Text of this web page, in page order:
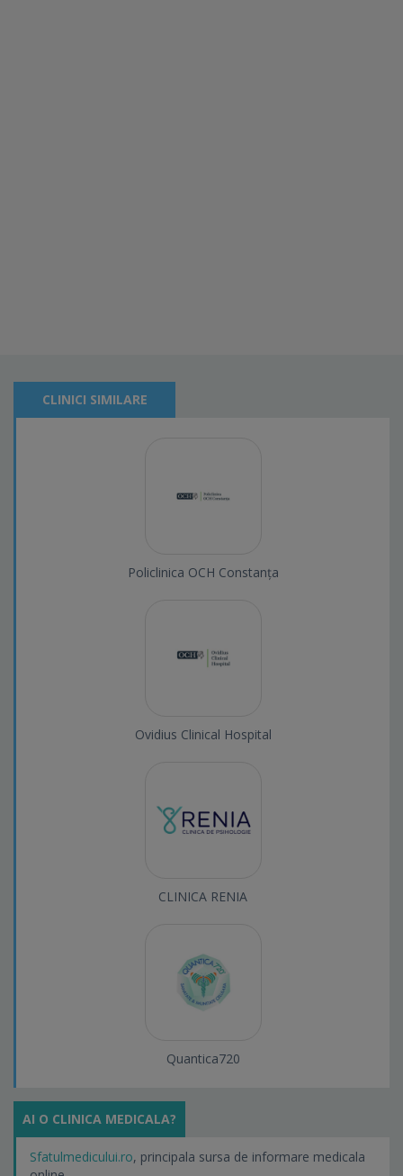
CLINICI SIMILARE
Policlinica OCH Constanța
Ovidius Clinical Hospital
CLINICA RENIA
Quantica720
AI O CLINICA MEDICALA?
Sfatulmedicului.ro, principala sursa de informare medicala